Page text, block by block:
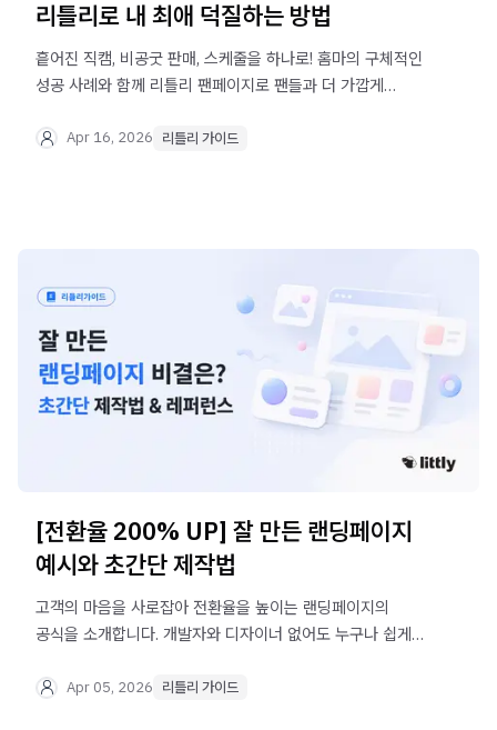
리틀리로 내 최애 덕질하는 방법
흩어진 직캠, 비공굿 판매, 스케줄을 하나로! 홈마의 구체적인
성공 사례와 함께 리틀리 팬페이지로 팬들과 더 가깝게
Apr 16, 2026 리틀리 가이드
[전환율 200% UP] 잘 만든 랜딩페이지
예시와 초간단 제작법
고객의 마음을 사로잡아 전환율을 높이는 랜딩페이지의
공식을 소개합니다. 개발자와 디자이너 없어도 누구나 쉽게
Apr 05, 2026 리틀리 가이드